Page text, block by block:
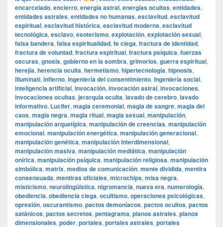
encarcelado, encierro, energía astral, energías ocultas, entidades,
entidades astrales, entidades no humanas, esclavitud, esclavitud
espiritual, esclavitud histórica, esclavitud moderna, esclavitud
tecnológica, esclavo, esoterismo, explotación, explotación sexual,
falsa bandera, falsa espiritualidad, fe ciega, fractura de identidad,
fractura de voluntad, fractura espiritual, fractura psíquica, fuerzas
oscuras, gnosis, gobierno en la sombra, grimorios, guerra espiritual,
herejía, herencia oculta, hermetismo, hipertecnología, hipnosis,
illuminati, infierno, ingeniería del consentimiento, ingeniería social,
inteligencia artificial, invocación, invocación astral, invocaciones,
invocaciones ocultas, jerarquía oculta, lavado de cerebro, lavado
informativo, Lucifer, magia ceremonial, magia de sangre, magia del
caos, magia negra, magia ritual, magia sexual, manipulación,
manipulación arquetípica, manipulación de creencias, manipulación
emocional, manipulación energética, manipulación generacional,
manipulación genética, manipulación interdimensional,
manipulación masiva, manipulación mediática, manipulación
onírica, manipulación psíquica, manipulación religiosa, manipulación
simbólica, matrix, medios de comunicación, mente dividida, mentira
consensuada, mentiras oficiales, microchips, misa negra,
misticismo, neurolingüística, nigromancia, nueva era, numerología,
obediencia, obediencia ciega, ocultismo, operaciones psicológicas,
opresión, oscurantismo, pactos demoníacos, pactos ocultos, pactos
satánicos, pactos secretos, pentagrama, planos astrales, planos
dimensionales, poder, portales, portales astrales, portales